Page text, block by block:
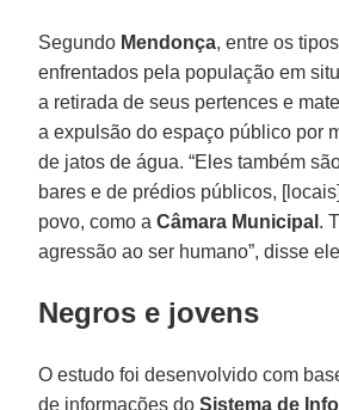
Segundo Mendonça, entre os
enfrentados pela população em
a retirada de seus pertences e
a expulsão do espaço público por
de jatos de água. “Eles também
bares e de prédios públicos,
povo, como aCâmara Municipal .
agressão ao ser humano”, disse
Negros e jovens
O estudo foi desenvolvido com
de informações doSistema de